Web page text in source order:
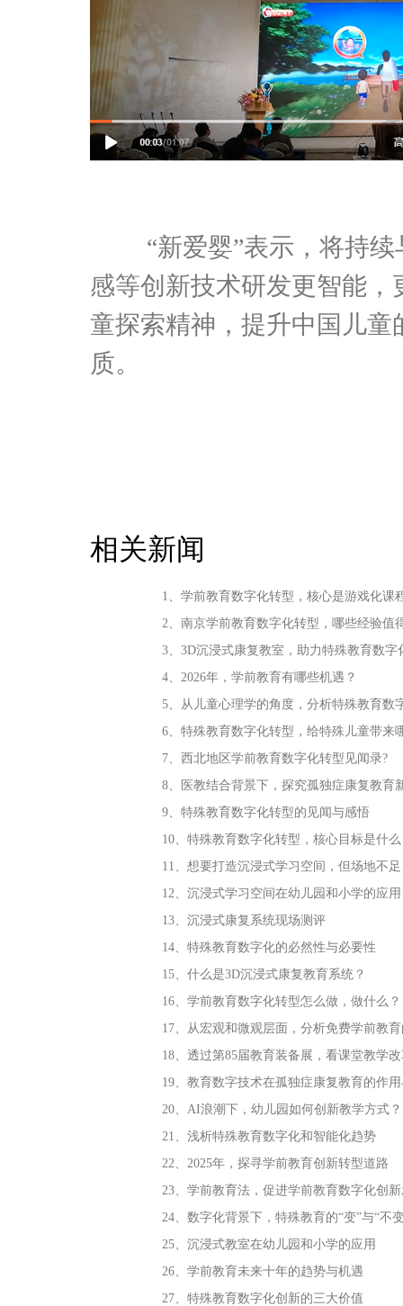
“新爱婴”表示，将持
感等创新技术研发更智能
童探索精神，提升中国儿
质。
相关新闻
1、学前教育数字化转型，核心是游戏化课
2、南京学前教育数字化转型，哪些经验值
3、3D沉浸式康复教室，助力特殊教育数字
4、2026年，学前教育有哪些机遇？
5、从儿童心理学的角度，分析特殊教育数
6、特殊教育数字化转型，给特殊儿童带来
7、西北地区学前教育数字化转型见闻录?
8、医教结合背景下，探究孤独症康复教育
9、特殊教育数字化转型的见闻与感悟
10、特殊教育数字化转型，核心目标是什
11、想要打造沉浸式学习空间，但场地不
12、沉浸式学习空间在幼儿园和小学的应用
13、沉浸式康复系统现场测评
14、特殊教育数字化的必然性与必要性
15、什么是3D沉浸式康复教育系统？
16、学前教育数字化转型怎么做，做什么？
17、从宏观和微观层面，分析免费学前教
18、透过第85届教育装备展，看课堂教学
19、教育数字技术在孤独症康复教育的作
20、AI浪潮下，幼儿园如何创新教学方式？
21、浅析特殊教育数字化和智能化趋势
22、2025年，探寻学前教育创新转型道路
23、学前教育法，促进学前教育数字化创
24、数字化背景下，特殊教育的“变”与“不
25、沉浸式教室在幼儿园和小学的应用
26、学前教育未来十年的趋势与机遇
27、特殊教育数字化创新的三大价值